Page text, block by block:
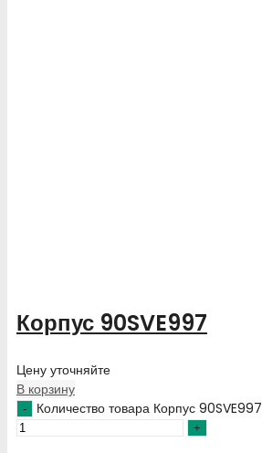
Корпус 90SVE997
Цену уточняйте
В корзину
Количество товара Корпус 90SVE997